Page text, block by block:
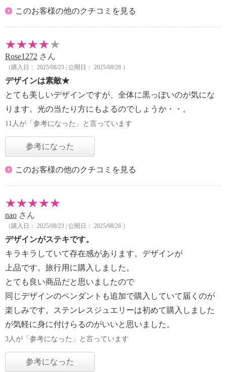
このお客様の他のクチコミを見る
Rose1272 さん
（購入日： 2025/08/23 | 公開日： 2025/08/28 ）
デザインは素敵★
とても美しいデザインですが、全体に黒っぽいのが気にな
ります。光の当たり方にもよるのでしょうか・・。
11人が「参考になった」と言っています
参考になった
このお客様の他のクチコミを見る
nao さん
（購入日： 2025/08/23 | 公開日： 2025/08/26 ）
デザインがステキです。
キラキラしていて存在感があります。デザインが
上品です。旅行用に購入しました。
とても良い商品だと思いましたので
同じデザインのペンダントも追加で購入していて届くのが
楽しみです。ステンレスジュエリーは初めて購入しました
が気軽に身に付けらるのがいいと思いました。
3人が「参考になった」と言っています
参考になった